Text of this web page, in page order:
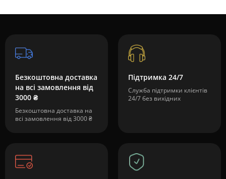
Безкоштовна доставка
на всі замовлення від
3000 ₴
Безкоштовна доставка на
всі замовлення від 3000 ₴
Підтримка 24/7
Служба підтримки клієнтів
24/7 без вихідних